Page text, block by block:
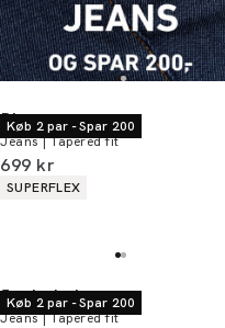
Køb 2 par - Spar 200
Bison
Jeans | Tapered fit
I alt (inkl. rabat)
699 kr
Produkt egenskaber
SUPERFLEX
Køb 2 par - Spar 200
Junk de Luxe
Jeans | Tapered fit